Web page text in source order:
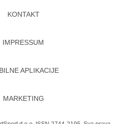
KONTAKT
IMPRESSUM
APLIKACIJE
MARKETING